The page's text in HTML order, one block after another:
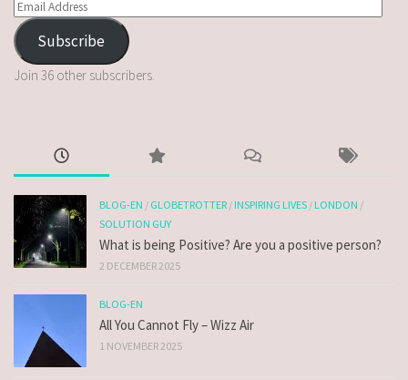
Subscribe
Join 36 other subscribers.
BLOG-EN / GLOBETROTTER /INSPIRING LIVES /LONDON /
SOLUTION GUY
What is being Positive? Are you a positive person?
2 DECEMBER 2025
BLOG-EN
All You Cannot Fly – Wizz Air
1 NOVEMBER 2025